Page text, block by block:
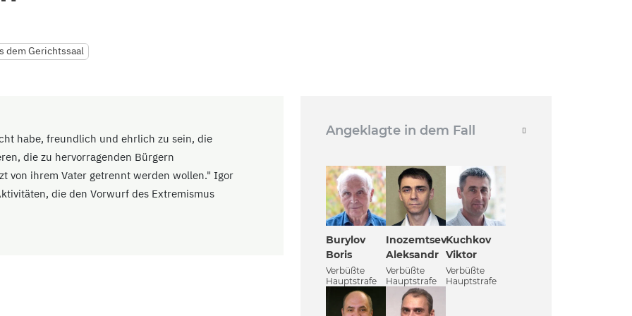
dem Gerichtssaal
habe, freundlich und ehrlich zu sein, die
die zu hervorragenden Bürgern
von ihrem Vater getrennt werden wollen." Igor
die den Vorwurf des Extremismus
Angeklagte in dem Fall
Burylov
Boris
Verbüßte
Hauptstrafe
Inozemtsev
Aleksandr
Verbüßte
Hauptstrafe
Kuchkov
Viktor
Verbüßte
Hauptstrafe